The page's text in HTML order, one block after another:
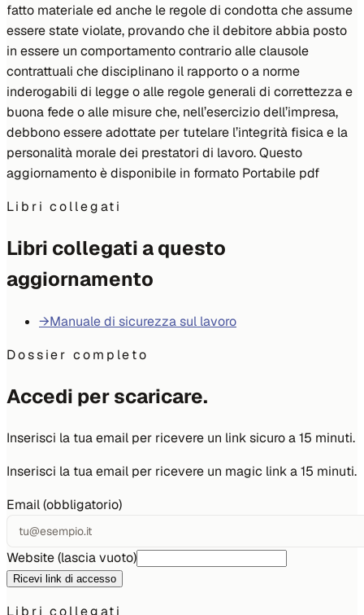
fatto materiale ed anche le regole di condotta che assume
essere state violate, provando che il debitore abbia posto
in essere un comportamento contrario alle clausole
contrattuali che disciplinano il rapporto o a norme
inderogabili di legge o alle regole generali di correttezza e
buona fede o alle misure che, nell’esercizio dell’impresa,
debbono essere adottate per tutelare l’integrità fisica e la
personalità morale dei prestatori di lavoro. Questo
aggiornamento è disponibile in formato Portabile pdf
Libri collegati
Libri collegati a questo
aggiornamento
→Manuale di sicurezza sul lavoro
Dossier completo
Accedi per scaricare.
Inserisci la tua email per ricevere un link sicuro a 15 minuti.
Inserisci la tua email per ricevere un magic link a 15 minuti.
Email (obbligatorio)
Website (lascia vuoto)
Ricevi link di accesso